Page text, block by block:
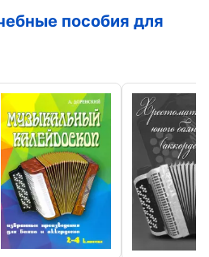
пособия для